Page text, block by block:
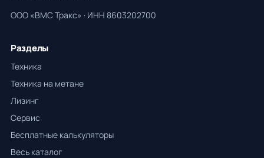
ООО «ВМС Тракс» · ИНН 8603202700
Разделы
Техника
Техника на метане
Лизинг
Сервис
Бесплатные калькуляторы
Весь каталог